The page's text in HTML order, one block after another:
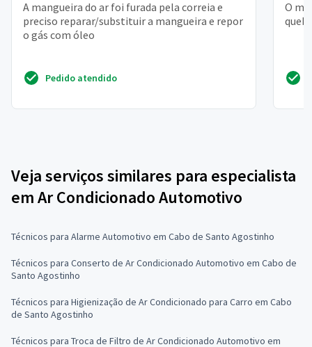
A mangueira do ar foi furada pela correia e
preciso reparar/substituir a mangueira e repor
o gás com óleo
Pedido atendido
O
Veja serviços similares para especialista
em Ar Condicionado Automotivo
Técnicos para Alarme Automotivo em Cabo de Santo Agostinho
Técnicos para Conserto de Ar Condicionado Automotivo em Cabo de
Santo Agostinho
Técnicos para Higienização de Ar Condicionado para Carro em Cabo
de Santo Agostinho
Técnicos para Troca de Filtro de Ar Condicionado Automotivo em